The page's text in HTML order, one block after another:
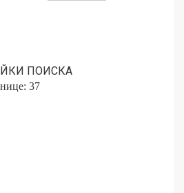
ПОИСКА
37